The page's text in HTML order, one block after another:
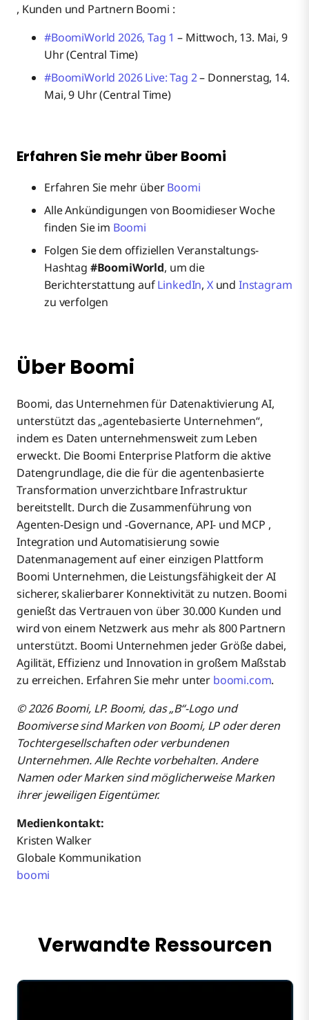
, Kunden und Partnern Boomi :
#BoomiWorld 2026, Tag 1 – Mittwoch, 13. Mai, 9
Uhr (Central Time)
#BoomiWorld 2026 Live: Tag 2– Donnerstag, 14.
Mai, 9 Uhr (Central Time)
Erfahren Sie mehr über Boomi
Erfahren Sie mehr überBoomi
Alle Ankündigungen von Boomidieser Woche
finden Sie im Boomi
Folgen Sie dem offiziellen Veranstaltungs-
Hashtag #BoomiWorld, um die
Berichterstattung aufLinkedIn, Xund Instagram
zu verfolgen
Über Boomi
Boomi, das Unternehmen für Datenaktivierung AI,
unterstützt das „agentebasierte Unternehmen“,
indem es Daten unternehmensweit zum Leben
erweckt. Die Boomi Enterprise Platform die aktive
Datengrundlage, die die für die agentenbasierte
Transformation unverzichtbare Infrastruktur
bereitstellt. Durch die Zusammenführung von
Agenten-Design und -Governance, API- und MCP ,
Integration und Automatisierung sowie
Datenmanagement auf einer einzigen Plattform
Boomi Unternehmen, die Leistungsfähigkeit der AI
sicherer, skalierbarer Konnektivität zu nutzen. Boomi
genießt das Vertrauen von über 30.000 Kunden und
wird von einem Netzwerk aus mehr als 800 Partnern
unterstützt. Boomi Unternehmen jeder Größe dabei,
Agilität, Effizienz und Innovation in großem Maßstab
zu erreichen. Erfahren Sie mehr unter boomi.com.
© 2026 Boomi, LP. Boomi, das „B“-Logo und
Boomiverse sind Marken von Boomi, LP oder deren
Tochtergesellschaften oder verbundenen
Unternehmen. Alle Rechte vorbehalten. Andere
Namen oder Marken sind möglicherweise Marken
ihrer jeweiligen Eigentümer.
Medienkontakt:
Kristen Walker
Globale Kommunikation
boomi
Verwandte Ressourcen